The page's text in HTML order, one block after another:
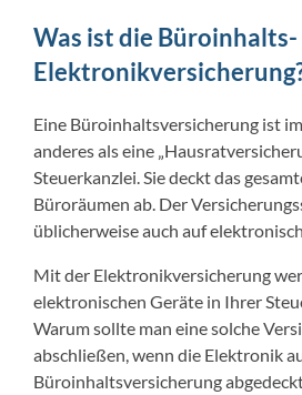
Was ist die Büroinhalts-
Eine Büroinhaltsversicherung ist
anderes als eine
Steuerkanzlei. Sie deckt das
Büroräumen ab. Der
üblicherweise auch auf
Mit der Elektronikversicherung
elektronischen Geräte in Ihrer
Warum sollte man eine solche
abschließen, wenn die Elektronik
Büroinhaltsversicherung